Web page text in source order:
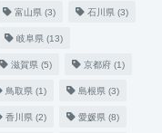
富山県 (3) 石川県 (3)
岐阜県 (13)
滋賀県 (5) 京都府 (1)
鳥取県 (1) 島根県 (3)
香川県 (2) 愛媛県 (8)